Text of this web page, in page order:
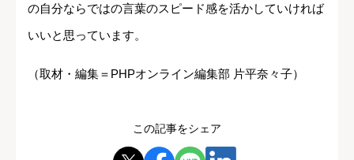
の自分ならではの言葉のスピード感を活かしていければ
いいと思っています。
（取材・編集＝PHPオンライン編集部 片平奈々子）
この記事をシェア